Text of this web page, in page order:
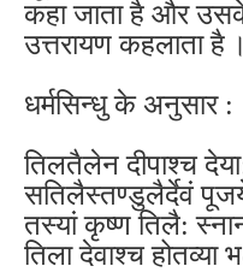
कहा जाता है और
‪उत्तरायण‬ कहलाता है
धर्मसिन्धु के अनुसार :
तिलतैलेन दीपाश्च
सतिलैस्तण्डुलैर्देवं
तस्यां कृष्ण तिलै: स्नानं
तिला देवाश्च होतव्या